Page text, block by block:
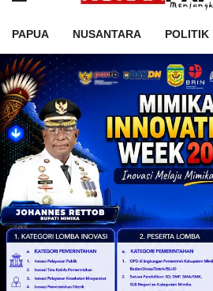
PAPUA NUSANTARA POLITIK